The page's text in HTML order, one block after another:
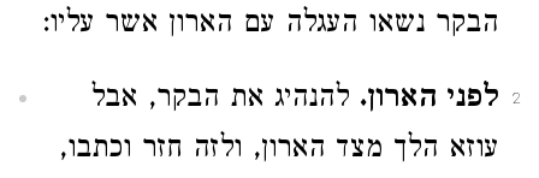
הבקר נשאו העגלה עם הארון אשר עליו:
2 לפני הארון. להנהיג את הבקר, אבל
עוזא הלך מצד הארון, ולזה חזר וכתבו,